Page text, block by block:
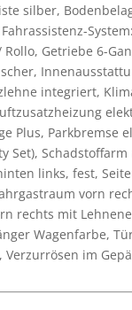
silber,
Getriebe 6-
integriert,
Plus, Parkbremse
Set),
links, fest,
vorn
rechts mit
Wagenfarbe,
Verzurrösen im